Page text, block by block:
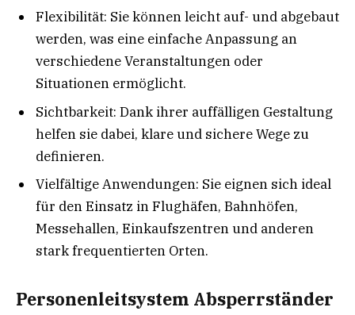
Flexibilität: Sie können leicht auf- und abgebaut
werden, was eine einfache Anpassung an
verschiedene Veranstaltungen oder
Situationen ermöglicht.
Sichtbarkeit: Dank ihrer auffälligen Gestaltung
helfen sie dabei, klare und sichere Wege zu
definieren.
Vielfältige Anwendungen: Sie eignen sich ideal
für den Einsatz in Flughäfen, Bahnhöfen,
Messehallen, Einkaufszentren und anderen
stark frequentierten Orten.
Personenleitsystem Absperrständer